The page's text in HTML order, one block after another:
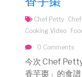
Chef Petty
Cooking Video
0 Comments
今次 Chef
香芋棗」的食